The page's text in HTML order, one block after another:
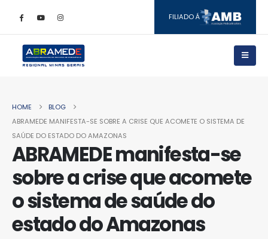
FILIADO Á
HOME
BLOG
ABRAMEDE MANIFESTA-SE SOBRE A CRISE QUE ACOMETE O SISTEMA DE
SAÚDE DO ESTADO DO AMAZONAS
ABRAMEDE manifesta-se
sobre a crise que acomete
o sistema de saúde do
estado do Amazonas